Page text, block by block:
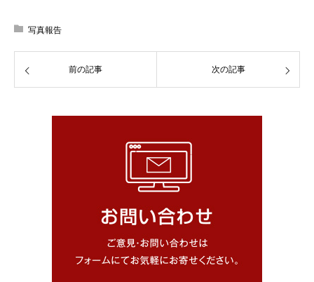
写真報告
前の記事 次の記事